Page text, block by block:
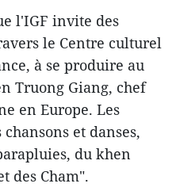
l'IGF invite des
le Centre culturel
à se produire au
Truong Giang, chef
en Europe. Les
et danses,
du khen
des Cham".